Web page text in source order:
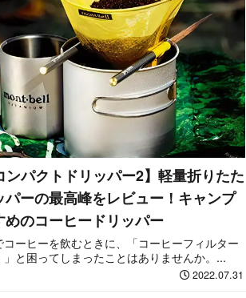
ンパクトドリッパー2】軽量折りたた
パーの最高峰をレビュー！キャンプ
めのコーヒードリッパー
コーヒーを飲むときに、「コーヒーフィルター
」と困ってしまったことはありませんか。...
2022.07.31